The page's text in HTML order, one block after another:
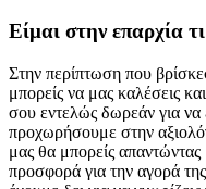
Είμαι στην επαρχία
Στην περίπτωση που
μπορείς να μας καλέσεις
σου εντελώς δωρεάν για να
προχωρήσουμε στην
μας θα μπορείς απαντώντας
προσφορά για την αγορά